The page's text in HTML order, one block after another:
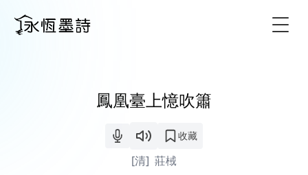
鳳凰臺上憶吹簫
收藏
[清] 莊棫